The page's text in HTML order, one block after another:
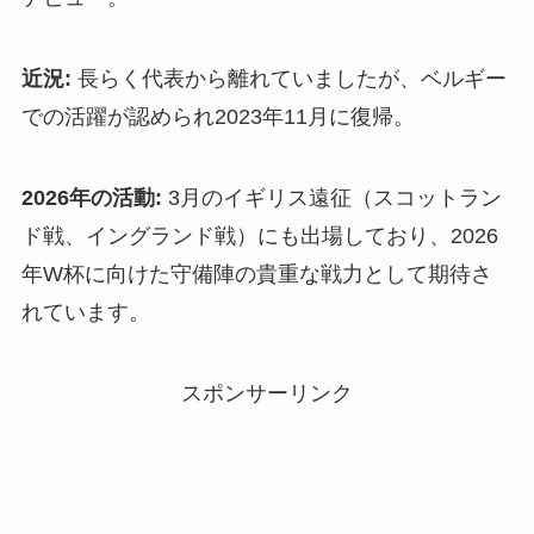
近況: 長らく代表から離れていましたが、ベルギー
での活躍が認められ2023年11月に復帰。
2026年の活動: 3月のイギリス遠征（スコットラン
ド戦、イングランド戦）にも出場しており、2026
年W杯に向けた守備陣の貴重な戦力として期待さ
れています。
スポンサーリンク